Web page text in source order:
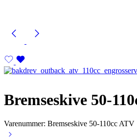
Bremseskive 50-
Varenummer: Bremseskive 50-110cc ATV